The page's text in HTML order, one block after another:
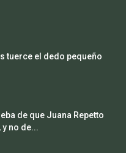
tuerce el dedo pequeño
de que Juana Repetto
no de...